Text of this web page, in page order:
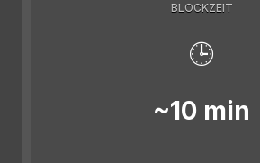
BLOCKZEIT
🕒
~10 min